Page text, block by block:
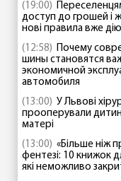
(19:00)
доступ до грошей і
нові правила вже
(12:58) Почему
шины становятся
экономичной
автомобиля
(13:00) У Львові
прооперували
матері
(13:00) «Більше ніж
фентезі: 10 книжок
які неможливо